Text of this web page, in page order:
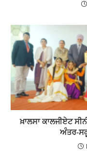
ਖ਼ਾਲਸਾ ਕਾਲਜੀਏਟ
ਅੰਤਰ-